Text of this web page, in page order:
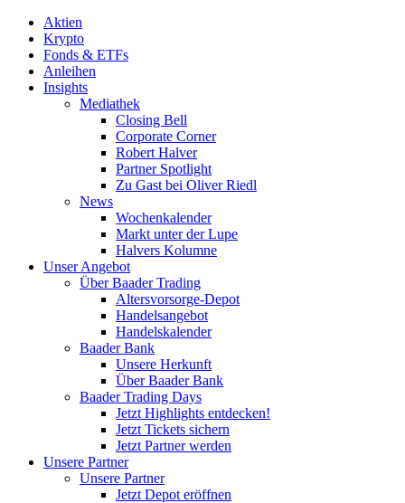
Aktien
Krypto
Fonds & ETFs
Anleihen
Insights
Mediathek
Closing Bell
Corporate Corner
Robert Halver
Partner Spotlight
Zu Gast bei Oliver Riedl
News
Wochenkalender
Markt unter der Lupe
Halvers Kolumne
Unser Angebot
Über Baader Trading
Altersvorsorge-Depot
Handelsangebot
Handelskalender
Baader Bank
Unsere Herkunft
Über Baader Bank
Baader Trading Days
Jetzt Highlights entdecken!
Jetzt Tickets sichern
Jetzt Partner werden
Unsere Partner
Unsere Partner
Jetzt Depot eröffnen